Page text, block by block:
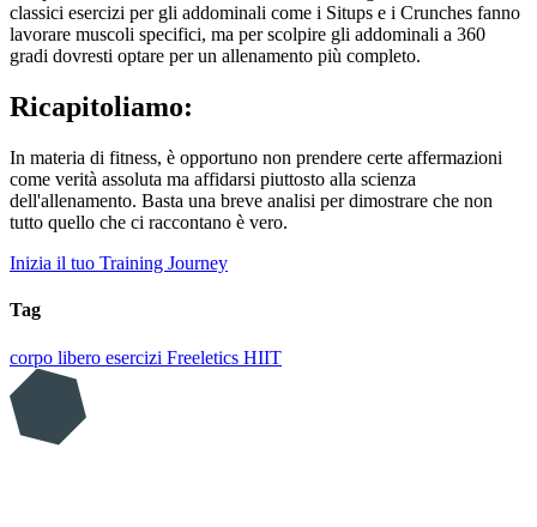
classici esercizi per gli addominali come i Situps e i Crunches fanno
lavorare muscoli specifici, ma per scolpire gli addominali a 360
gradi dovresti optare per un allenamento più completo.
Ricapitoliamo:
In materia di fitness, è opportuno non prendere certe affermazioni
come verità assoluta ma affidarsi piuttosto alla scienza
dell'allenamento. Basta una breve analisi per dimostrare che non
tutto quello che ci raccontano è vero.
Inizia il tuo Training Journey
Tag
corpo libero esercizi Freeletics HIIT